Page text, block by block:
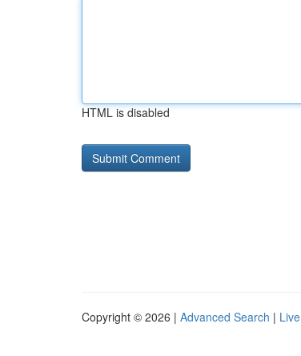
HTML is disabled
Copyright © 2026 | Advanced Search | Live